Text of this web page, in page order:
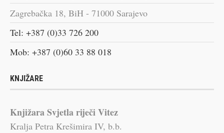
Zagrebačka 18, BiH - 71000 Sarajevo
Tel: +387 (0)33 726 200
Mob: +387 (0)60 33 88 018
KNJIŽARE
Knjižara Svjetla riječi Vitez
Kralja Petra Krešimira IV, b.b.